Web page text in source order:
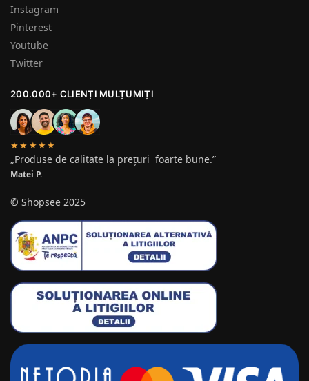
Instagram
Pinterest
Youtube
Twitter
200.000+ CLIENȚI MULȚUMIȚI
★★★★★
„Produse de calitate la prețuri foarte bune.”
Matei P.
© Shopsee 2025